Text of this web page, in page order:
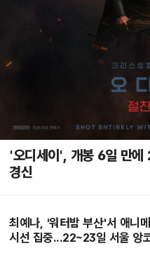
'오디세이', 개봉 6일 만에
경신
최예나, '워터밤 부산'서 애니
시선 집중...22~23일 서울 앙